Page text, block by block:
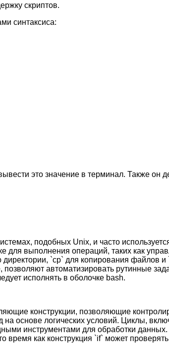
скриптов.
синтаксиса:
это значение в терминал. Также он
подобных Unix, и часто
для выполнения операций, таких как
`cp` для копирования файлов
автоматизировать рутинные
исполнять в оболочке bash.
конструкции, позволяющие
основе логических условий. Циклы,
инструментами для обработки
как конструкция `if` может